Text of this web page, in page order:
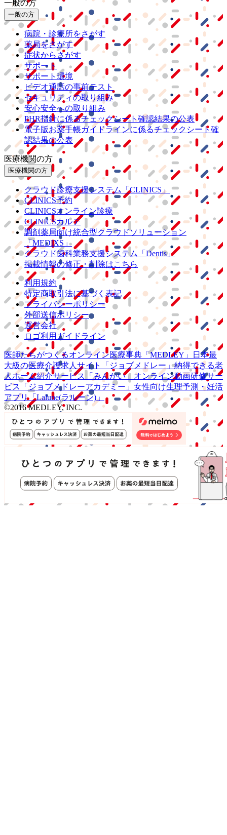
一般の方
一般の方
病院・診療所をさがす
薬局をさがす
症状からさがす
サポート
サポート環境
ビデオ通話の事前テスト
セキュリティの取り組み
安心安全への取り組み
PHR指針に係るチェックシート確認結果の公表
電子版お薬手帳ガイドラインに係るチェックシート確
認結果の公表
医療機関の方
医療機関の方
クラウド診療支援システム 「CLINICS」
CLINICS予約
CLINICSオンライン診療
CLINICSカルテ
調剤薬局向け統合型クラウドソリューション
「MEDIXS」
クラウド歯科業務支援システム 「Dentis」
掲載情報の修正・削除はこちら
利用規約
特定商取引法に基づく表記
プライバシーポリシー
外部送信ポリシー
運営会社
ロゴ利用ガイドライン
医師たちがつくるオンライン医療事典 「MEDLEY」
日本最
大級の医療介護求人サイト 「ジョブメドレー」納得できる老
人ホーム紹介サービス
「みんかい」 オンライン動画研修サー
ビス
「ジョブメドレーアカデミー」 女性向け生理予測・妊活
アプリ「Lalune(ラルーン)」
©2016 MEDLEY, INC.